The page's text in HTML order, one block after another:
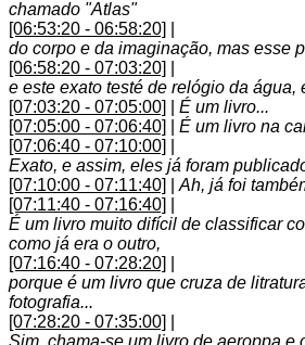
chamado "Atlas"
[06:53:20 - 06:58:20]
do corpo e da imaginação, mas esse
[06:58:20 - 07:03:20]
e este exato testé de relógio da água,
[07:03:20 - 07:05:00]
É um livro...
[07:05:00 - 07:06:40]
É um livro na
[07:06:40 - 07:10:00]
Exato, e assim, eles já foram
[07:10:00 - 07:11:40]
Ah, já foi
[07:11:40 - 07:16:40]
É um livro muito difícil de classificar
como já era o outro,
[07:16:40 - 07:28:20]
porque é um livro que cruza de
fotografia...
[07:28:20 - 07:35:00]
Sim, chama-se um livro de aeroppa e